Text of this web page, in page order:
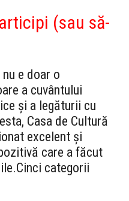
(sau să-
e doar o
a cuvântului
și a legăturii cu
Casa de Cultură
excelent și
care a făcut
Cinci categorii